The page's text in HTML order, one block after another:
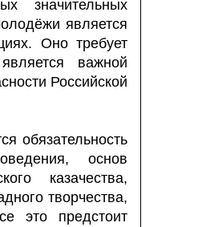
значительных
является
Оно требует
важной
Российской
обязательность
основ
казачества,
творчества,
это предстоит